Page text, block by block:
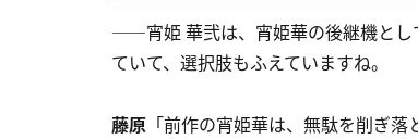
――宵姫 華弐は、宵姫華の後継機とし
ていて、選択肢もふえていますね。
藤原 「前作の宵姫華は、無駄を削ぎ